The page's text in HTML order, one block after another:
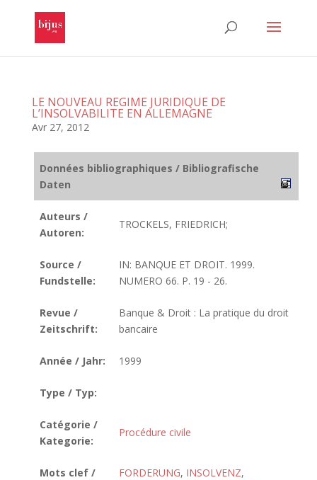
LE NOUVEAU REGIME JURIDIQUE DE
L’INSOLVABILITE EN ALLEMAGNE
Avr 27, 2012
Données bibliographiques / Bibliografische
Daten
Auteurs /
Autoren:
TROCKELS, FRIEDRICH;
Source /
Fundstelle:
IN: BANQUE ET DROIT. 1999.
NUMERO 66. P. 19 - 26.
Revue /
Zeitschrift:
Banque & Droit : La pratique du droit
bancaire
Année / Jahr: 1999
Type / Typ:
Catégorie /
Kategorie:
Procédure civile
Mots clef /
FORDERUNG, INSOLVENZ,